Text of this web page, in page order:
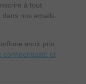
à tout
nos emails.
avoir pris
confidentialité et